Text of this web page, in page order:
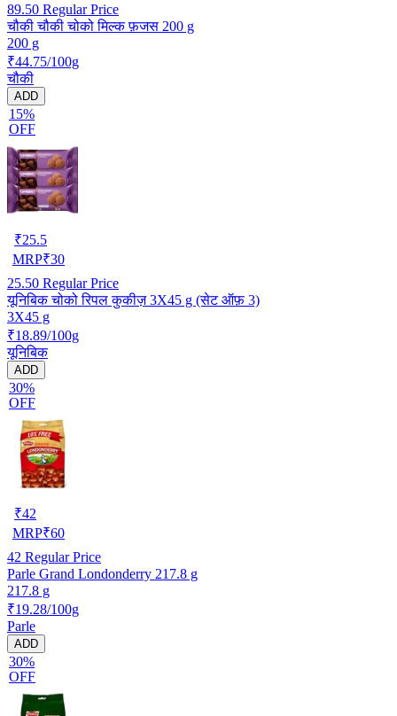
89.50 Regular Price
चौकी चौकी चोको मिल्क फ़जस 200 g
200 g
₹44.75/100g
चौकी
ADD
15%
OFF
₹25.5
MRP₹30
25.50 Regular Price
यूनिबिक चोको रिपल कुकीज़ 3X45 g (सेट ऑफ़ 3)
3X45 g
₹18.89/100g
यूनिबिक
ADD
30%
OFF
₹42
MRP₹60
42 Regular Price
Parle Grand Londonderry 217.8 g
217.8 g
₹19.28/100g
Parle
ADD
30%
OFF